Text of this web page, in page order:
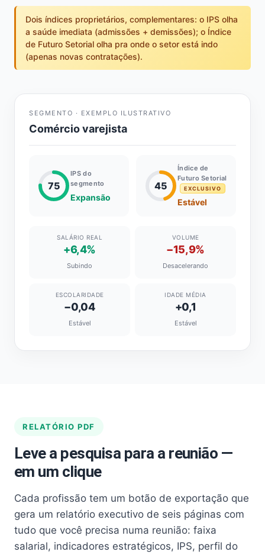
Dois índices proprietários, complementares: o IPS olha
a saúde imediata (admissões + demissões); o Índice
de Futuro Setorial olha pra onde o setor está indo
(apenas novas contratações).
SEGMENTO · EXEMPLO ILUSTRATIVO
Comércio varejista
75
IPS do
segmento
Expansão
45
Índice de
Futuro Setorial
EXCLUSIVO
Estável
SALÁRIO REAL
+6,4%
Subindo
VOLUME
−15,9%
Desacelerando
ESCOLARIDADE
−0,04
Estável
IDADE MÉDIA
+0,1
Estável
RELATÓRIO PDF
Leve a pesquisa para a reunião —
em um clique
Cada profissão tem um botão de exportação que
gera um relatório executivo de seis páginas com
tudo que você precisa numa reunião: faixa
salarial, indicadores estratégicos, IPS, perfil do